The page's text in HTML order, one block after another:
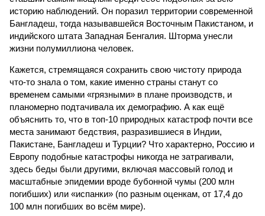
Европу подобные катастрофы никогда не затрагивали,
здесь беды были другими, включая массовый голод и
масштабные эпидемии вроде бубонной чумы (200 млн
погибших) или «испанки» (по разным оценкам, от 17,4 до
100 млн погибших во всём мире).
Когда земля – дыбом
Но это дела давно минувших дней. А что нам ждать в
дальнейшем? Авторы энциклопедии A-Z Animals,
основываясь на современных научных исследованиях и
глобальных тенденциях, составили свой список
потенциально самых смертоносных стихийных бедствий,
угрожающих человечеству непосредственно сейчас, в XXI
веке.
«Золото» получили землетрясения. К наиболее
сейсмоопасным регионам относится Тихоокеанское